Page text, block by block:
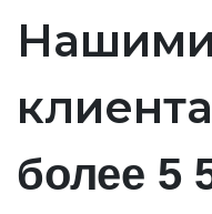
Нашими
более 5